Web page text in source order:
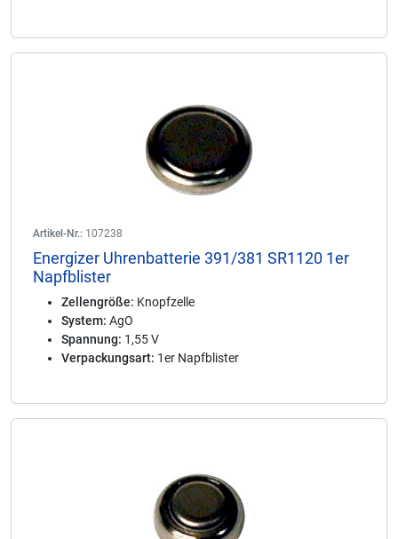
Artikel-Nr.: 107238
Energizer Uhrenbatterie 391/381 SR1120 1er
Napfblister
Zellengröße: Knopfzelle
System: AgO
Spannung: 1,55 V
Verpackungsart: 1er Napfblister